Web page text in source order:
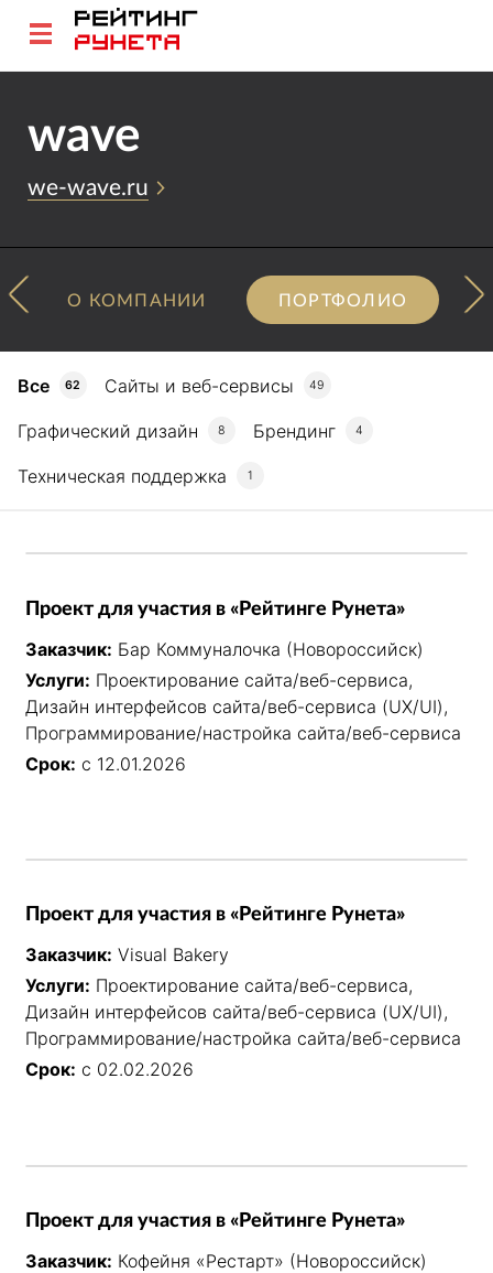
wave
we-wave.ru
О КОМПАНИИ ПОРТФОЛИО
Все 62 Сайты и веб-сервисы 49
Графический дизайн 8 Брендинг 4
Техническая поддержка 1
Проект для участия в «Рейтинге Рунета»
Заказчик: Бар Коммуналочка (Новороссийск)
Услуги: Проектирование сайта/веб-сервиса,
Дизайн интерфейсов сайта/веб-сервиса (UX/UI),
Программирование/настройка сайта/веб-сервиса
Срок: с 12.01.2026
Проект для участия в «Рейтинге Рунета»
Заказчик: Visual Bakery
Услуги: Проектирование сайта/веб-сервиса,
Дизайн интерфейсов сайта/веб-сервиса (UX/UI),
Программирование/настройка сайта/веб-сервиса
Срок: с 02.02.2026
Проект для участия в «Рейтинге Рунета»
Заказчик: Кофейня «Рестарт» (Новороссийск)